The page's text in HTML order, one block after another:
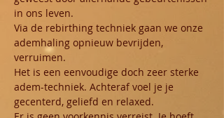
in ons leven.
Via de rebirthing techniek gaan we onze
ademhaling opnieuw bevrijden,
verruimen.
Het is een eenvoudige doch zeer sterke
adem-techniek. Achteraf voel je je
gecenterd, geliefd en relaxed.